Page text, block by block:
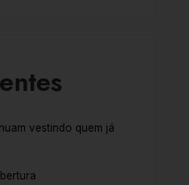
vestindo quem já